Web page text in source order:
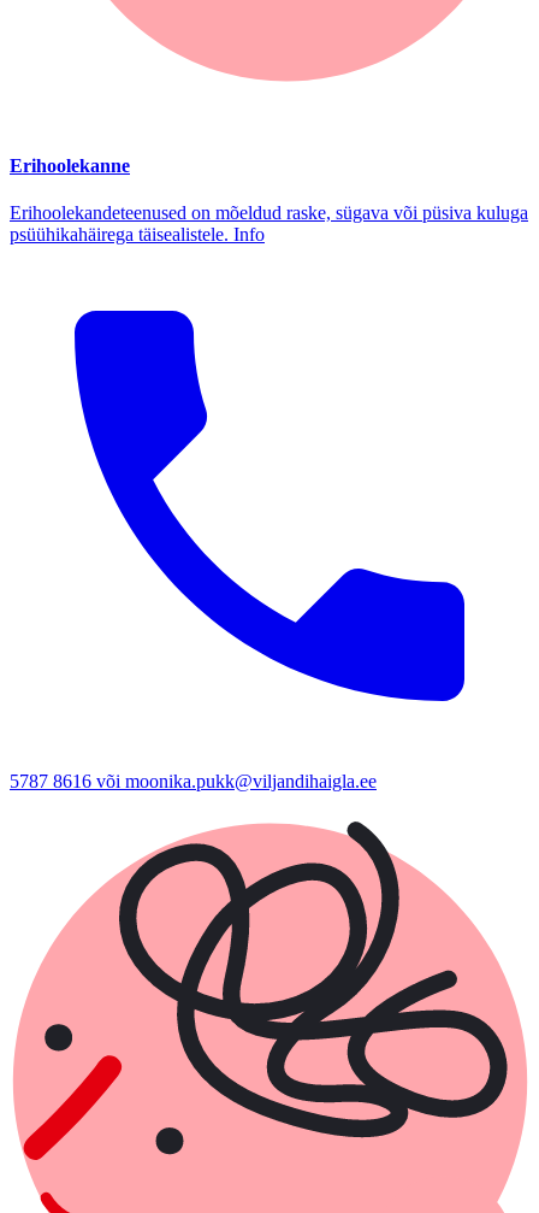
Erihoolekanne
Erihoolekandeteenused on mõeldud raske, sügava või püsiva kuluga
psüühikahäirega täisealistele. Info
5787 8616 või moonika.pukk@viljandihaigla.ee